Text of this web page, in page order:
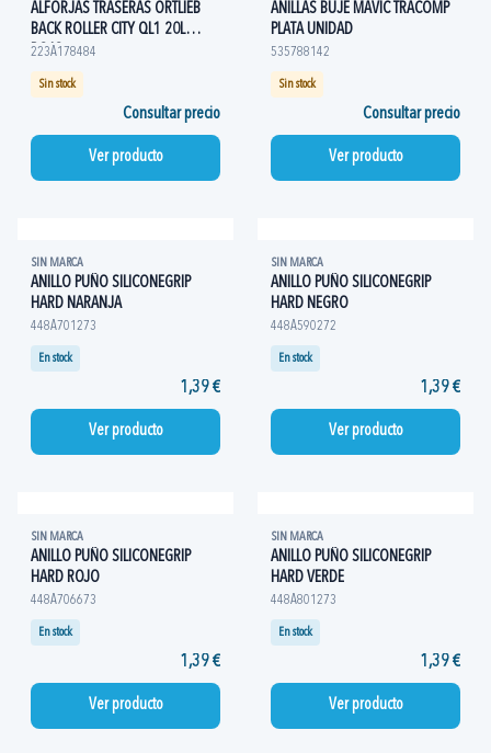
ALFORJAS TRASERAS ORTLIEB
BACK ROLLER CITY QL1 20L
ROJO
223A178484
Sin stock
Consultar precio
Ver producto
ANILLAS BUJE MAVIC TRACOMP
PLATA UNIDAD
535788142
Sin stock
Consultar precio
Ver producto
SIN MARCA
ANILLO PUÑO SILICONEGRIP
HARD NARANJA
448A701273
En stock
1,39 €
Ver producto
SIN MARCA
ANILLO PUÑO SILICONEGRIP
HARD NEGRO
448A590272
En stock
1,39 €
Ver producto
SIN MARCA
ANILLO PUÑO SILICONEGRIP
HARD ROJO
448A706673
En stock
1,39 €
Ver producto
SIN MARCA
ANILLO PUÑO SILICONEGRIP
HARD VERDE
448A801273
En stock
1,39 €
Ver producto